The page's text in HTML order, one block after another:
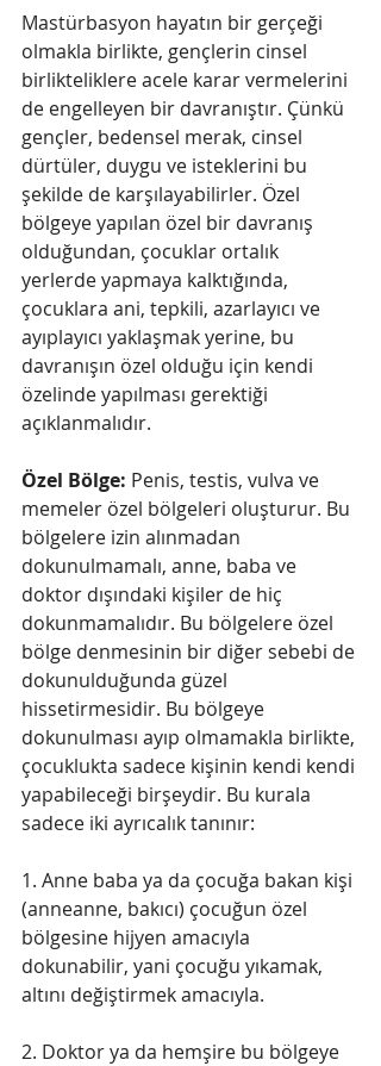
Mastürbasyon hayatın bir gerçeği
olmakla birlikte, gençlerin cinsel
birlikteliklere acele karar vermelerini
de engelleyen bir davranıştır. Çünkü
gençler, bedensel merak, cinsel
dürtüler, duygu ve isteklerini bu
şekilde de karşılayabilirler. Özel
bölgeye yapılan özel bir davranış
olduğundan, çocuklar ortalık
yerlerde yapmaya kalktığında,
çocuklara ani, tepkili, azarlayıcı ve
ayıplayıcı yaklaşmak yerine, bu
davranışın özel olduğu için kendi
özelinde yapılması gerektiği
açıklanmalıdır.
Özel Bölge: Penis, testis, vulva ve
memeler özel bölgeleri oluşturur. Bu
bölgelere izin alınmadan
dokunulmamalı, anne, baba ve
doktor dışındaki kişiler de hiç
dokunmamalıdır. Bu bölgelere özel
bölge denmesinin bir diğer sebebi de
dokunulduğunda güzel
hissetirmesidir. Bu bölgeye
dokunulması ayıp olmamakla birlikte,
çocuklukta sadece kişinin kendi kendi
yapabileceği birşeydir. Bu kurala
sadece iki ayrıcalık tanınır:
1. Anne baba ya da çocuğa bakan kişi
(anneanne, bakıcı) çocuğun özel
bölgesine hijyen amacıyla
dokunabilir, yani çocuğu yıkamak,
altını değiştirmek amacıyla.
2. Doktor ya da hemşire bu bölgeye